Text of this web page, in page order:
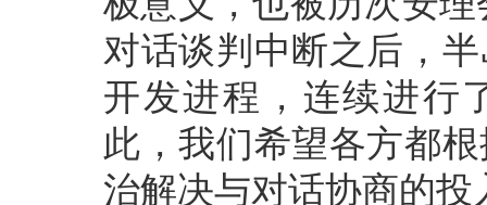
对话谈判中断之后，
开发进程，连续进行
此，我们希望各方都
治解决与对话协商的投